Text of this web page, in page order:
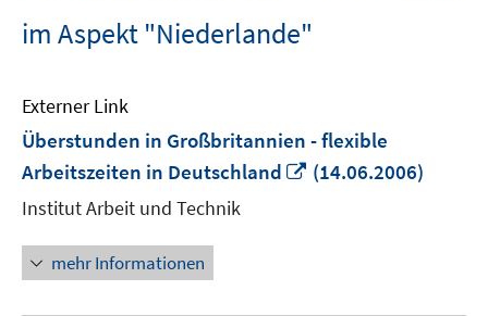
im Aspekt "Niederlande"
Externer Link
Überstunden in Großbritannien - flexible
Arbeitszeiten in Deutschland
In
(14.06.2006)
Institut Arbeit und Technik
mehr Informationen